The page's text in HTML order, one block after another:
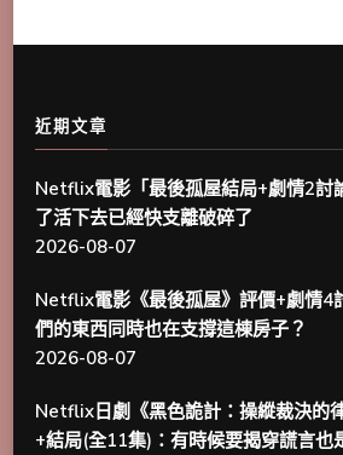
近期文章
Netflix電影「最後孤屋結局+劇情2討
了活下去已經快支離破碎了
2026-08-07
Netflix電影《最後孤屋》評價+劇情4
們的東西同時也在支撐這棟房子？
2026-08-07
Netflix日劇《黑色詭計：操縱裁決的
+結局(全11集)：有時候要揭穿謊言也